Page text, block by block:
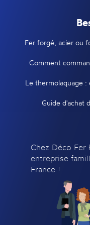
Fer forgé, acier ou
Comment
Le thermolaquage
Guide d'achat
Chez Déco Fer
entreprise
France !